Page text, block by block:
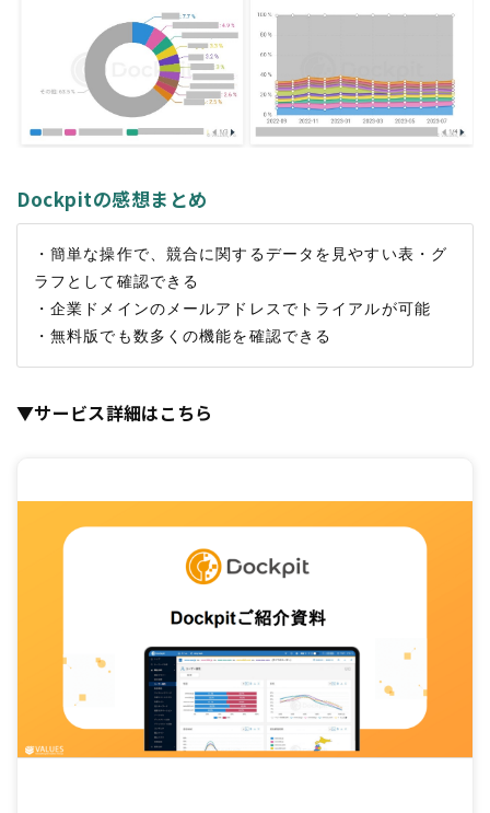
Dockpitの感想まとめ
・簡単な操作で、競合に関するデータを見やすい表・グ
ラフとして確認できる
・企業ドメインのメールアドレスでトライアルが可能
▼サービス詳細はこちら